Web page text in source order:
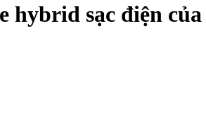
hybrid sạc điện